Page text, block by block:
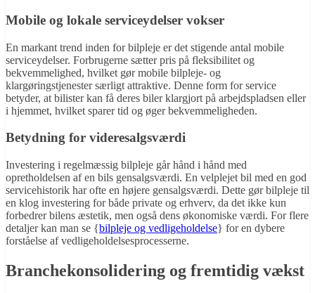
Mobile og lokale serviceydelser vokser
En markant trend inden for bilpleje er det stigende antal mobile
serviceydelser. Forbrugerne sætter pris på fleksibilitet og
bekvemmelighed, hvilket gør mobile bilpleje- og
klargøringstjenester særligt attraktive. Denne form for service
betyder, at bilister kan få deres biler klargjort på arbejdspladsen eller
i hjemmet, hvilket sparer tid og øger bekvemmeligheden.
Betydning for videresalgsværdi
Investering i regelmæssig bilpleje går hånd i hånd med
opretholdelsen af en bils gensalgsværdi. En velplejet bil med en god
servicehistorik har ofte en højere gensalgsværdi. Dette gør bilpleje til
en klog investering for både private og erhverv, da det ikke kun
forbedrer bilens æstetik, men også dens økonomiske værdi. For flere
detaljer kan man se {bilpleje og vedligeholdelse} for en dybere
forståelse af vedligeholdelsesprocesserne.
Branchekonsolidering og fremtidig vækst